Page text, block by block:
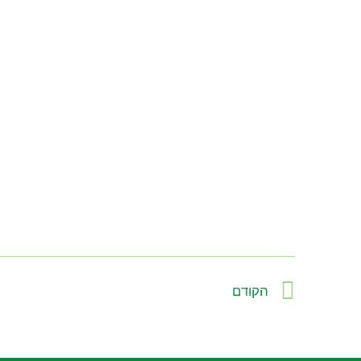
הקודם